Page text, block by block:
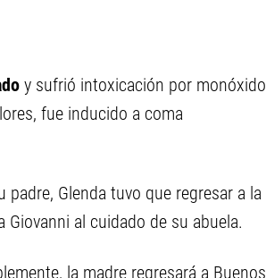
y sufrió intoxicación por monóxido
fue inducido a coma
Glenda tuvo que regresar a la
al cuidado de su abuela.
la madre regresará a Buenos